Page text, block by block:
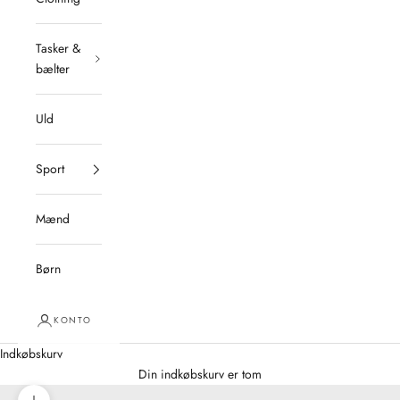
Tasker &
bælter
Uld
Sport
Mænd
Børn
KONTO
Indkøbskurv
Din indkøbskurv er tom